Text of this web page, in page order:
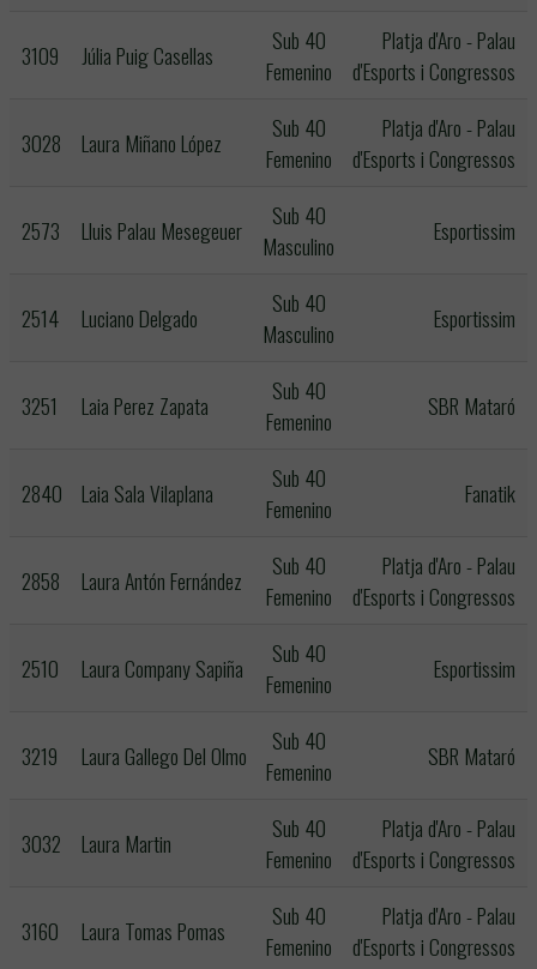
3109 Júlia Puig Casellas
Sub 40
Femenino
Platja d'Aro - Palau
d'Esports i Congressos
3028 Laura Miñano López
Sub 40
Femenino
Platja d'Aro - Palau
d'Esports i Congressos
2573 Lluis Palau Mesegeuer
Sub 40
Masculino
Esportissim
2514 Luciano Delgado
Sub 40
Masculino
Esportissim
3251 Laia Perez Zapata
Sub 40
Femenino
SBR Mataró
2840 Laia Sala Vilaplana
Sub 40
Femenino
Fanatik
2858 Laura Antón Fernández
Sub 40
Femenino
Platja d'Aro - Palau
d'Esports i Congressos
2510 Laura Company Sapiña
Sub 40
Femenino
Esportissim
3219 Laura Gallego Del Olmo
Sub 40
Femenino
SBR Mataró
3032 Laura Martin
Sub 40
Femenino
Platja d'Aro - Palau
d'Esports i Congressos
3160 Laura Tomas Pomas
Sub 40
Femenino
Platja d'Aro - Palau
d'Esports i Congressos